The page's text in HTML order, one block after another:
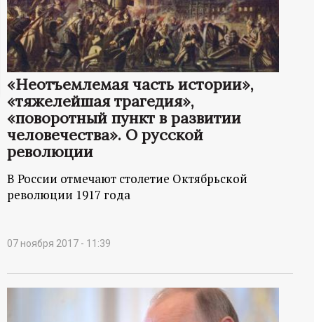
р
м
а
ц
и
о
н
ы
«Неотъемлемая часть истории»,
«тяжелейшая трагедия»,
«поворотный пункт в развитии
человечества». О русской
революции
В России отмечают столетие Октябрьской
революции 1917 года
07 ноября 2017 - 11:39